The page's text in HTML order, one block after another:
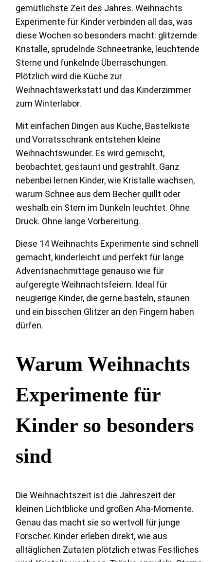
gemütlichste Zeit des Jahres. Weihnachts
Experimente für Kinder verbinden all das, was
diese Wochen so besonders macht: glitzernde
Kristalle, sprudelnde Schneetränke, leuchtende
Sterne und funkelnde Überraschungen.
Plötzlich wird die Küche zur
Weihnachtswerkstatt und das Kinderzimmer
zum Winterlabor.
Mit einfachen Dingen aus Küche, Bastelkiste
und Vorratsschrank entstehen kleine
Weihnachtswunder. Es wird gemischt,
beobachtet, gestaunt und gestrahlt. Ganz
nebenbei lernen Kinder, wie Kristalle wachsen,
warum Schnee aus dem Becher quillt oder
weshalb ein Stern im Dunkeln leuchtet. Ohne
Druck. Ohne lange Vorbereitung.
Diese 14 Weihnachts Experimente sind schnell
gemacht, kinderleicht und perfekt für lange
Adventsnachmittage genauso wie für
aufgeregte Weihnachtsfeiern. Ideal für
neugierige Kinder, die gerne basteln, staunen
und ein bisschen Glitzer an den Fingern haben
dürfen.
Warum Weihnachts
Experimente für
Kinder so besonders
sind
Die Weihnachtszeit ist die Jahreszeit der
kleinen Lichtblicke und großen Aha-Momente.
Genau das macht sie so wertvoll für junge
Forscher. Kinder erleben direkt, wie aus
alltäglichen Zutaten plötzlich etwas Festliches